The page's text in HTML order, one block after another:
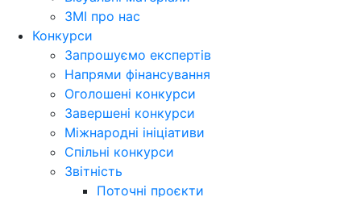
ЗМІ про нас
Конкурси
Запрошуємо експертів
Напрями фінансування
Оголошені конкурси
Завершені конкурси
Міжнародні ініціативи
Спільні конкурси
Звітність
Поточні проєкти